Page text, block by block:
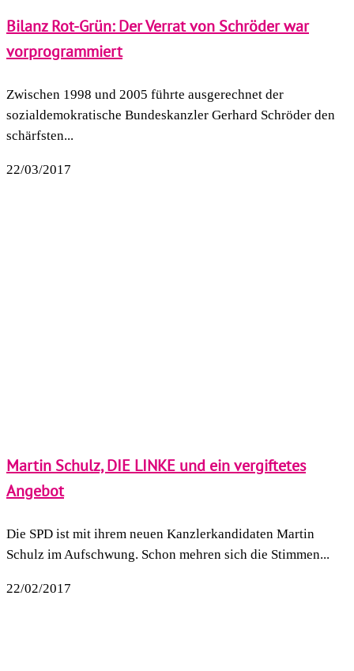
Bilanz Rot-Grün: Der Verrat von Schröder war
vorprogrammiert
Zwischen 1998 und 2005 führte ausgerechnet der
sozialdemokratische Bundeskanzler Gerhard Schröder den
schärfsten...
22/03/2017
Martin Schulz, DIE LINKE und ein vergiftetes
Angebot
Die SPD ist mit ihrem neuen Kanzlerkandidaten Martin
Schulz im Aufschwung. Schon mehren sich die Stimmen...
22/02/2017